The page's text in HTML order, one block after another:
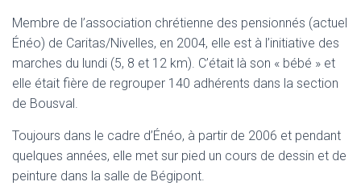
Membre de l’association chrétienne des pensionnés (actuel
Énéo) de Caritas/Nivelles, en 2004, elle est à l’initiative des
marches du lundi (5, 8 et 12 km). C’était là son « bébé » et
elle était fière de regrouper 140 adhérents dans la section
de Bousval.
Toujours dans le cadre d’Énéo, à partir de 2006 et pendant
quelques années, elle met sur pied un cours de dessin et de
peinture dans la salle de Bégipont.